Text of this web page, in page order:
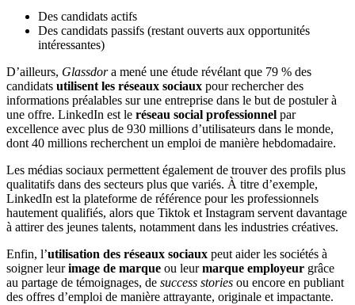
Des candidats actifs
Des candidats passifs (restant ouverts aux opportunités
intéressantes)
D’ailleurs, Glassdora mené une étude révélant que 79 % des
candidats utilisent les réseaux sociaux pour rechercher des
informations préalables sur une entreprise dans le but de postuler à
une offre. LinkedIn est le réseau social professionnel par
excellence avec plus de 930 millions d’utilisateurs dans le monde,
dont 40 millions recherchent un emploi de manière hebdomadaire.
Les médias sociaux permettent également de trouver des profils plus
qualitatifs dans des secteurs plus que variés. À titre d’exemple,
LinkedIn est la plateforme de référence pour les professionnels
hautement qualifiés, alors que Tiktok et Instagram servent davantage
à attirer des jeunes talents, notamment dans les industries créatives.
Enfin, l’utilisation des réseaux sociaux peut aider les sociétés à
soigner leurimage de marque ou leurmarque employeur grâce
au partage de témoignages, de success stories ou encore en publiant
des offres d’emploi de manière attrayante, originale et impactante.